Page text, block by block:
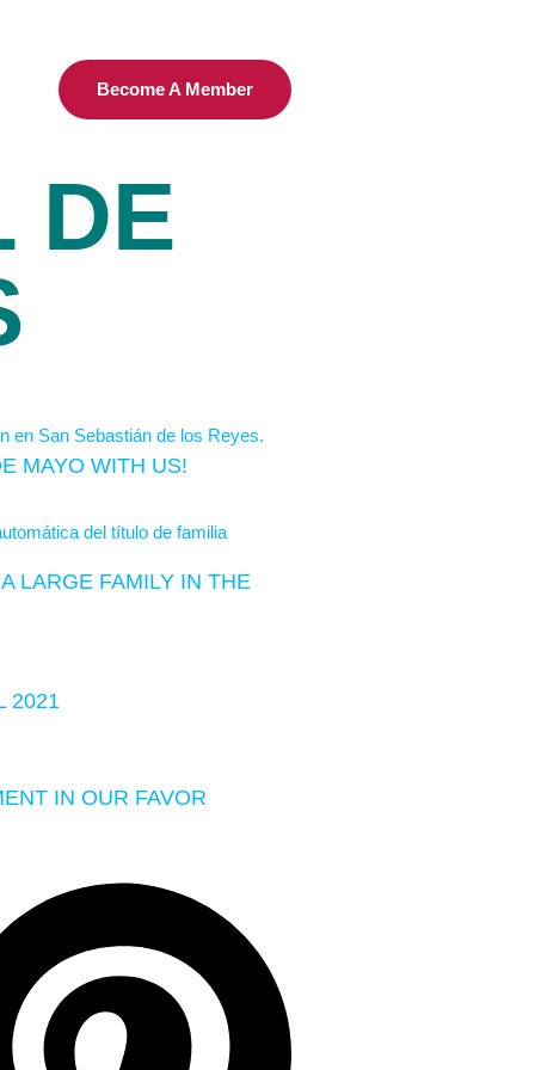
Become A Member
DE
MAYO WITH US!
LARGE FAMILY IN THE
2021
IN OUR FAVOR